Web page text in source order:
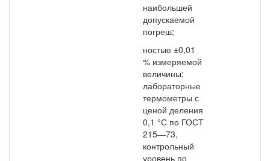
наибольшей
допускаемой
погреш;
ностью ±0,01
% измеря­емой
величины;
лабора­торные
термометры с
це­ной деления
0,1 °С по ГОСТ
215—73,
контроль­ный
уровень по